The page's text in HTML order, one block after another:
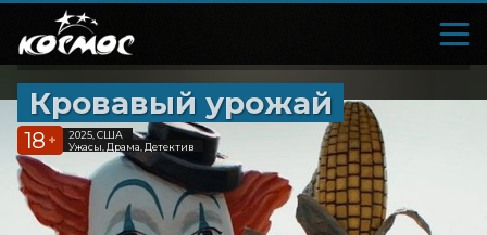
Кровавый урожай
18 +
2025, США
Ужасы, Драма, Детектив